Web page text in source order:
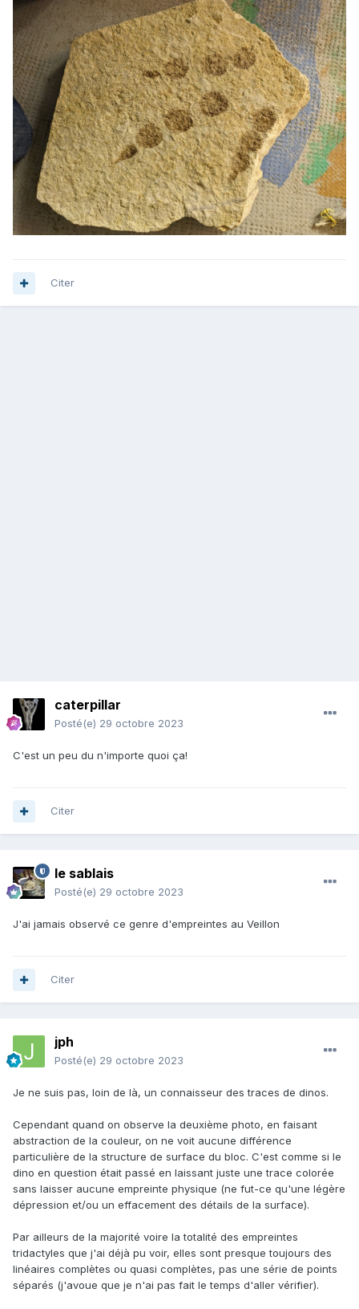
Citer
caterpillar
Posté(e) 29 octobre 2023
C'est un peu du n'importe quoi ça!
Citer
le sablais
Posté(e) 29 octobre 2023
J'ai jamais observé ce genre d'empreintes au Veillon
Citer
jph
Posté(e) 29 octobre 2023
Je ne suis pas, loin de là, un connaisseur des traces de dinos.
Cependant quand on observe la deuxième photo, en faisant
abstraction de la couleur, on ne voit aucune différence
particulière de la structure de surface du bloc. C'est comme si le
dino en question était passé en laissant juste une trace colorée
sans laisser aucune empreinte physique (ne fut-ce qu'une légère
dépression et/ou un effacement des détails de la surface).
Par ailleurs de la majorité voire la totalité des empreintes
tridactyles que j'ai déjà pu voir, elles sont presque toujours des
linéaires complètes ou quasi complètes, pas une série de points
séparés (j'avoue que je n'ai pas fait le temps d'aller vérifier).